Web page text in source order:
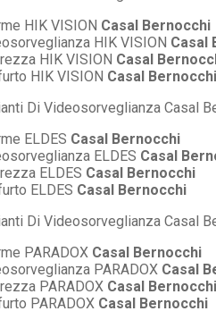
HIK VISION Casal Bernocchi
HIK VISION Casal
HIK VISION Casal
HIK VISION Casal Bernocchi
ELDES Casal Bernocchi
ELDES Casal
ELDES Casal Bernocchi
ELDES Casal Bernocchi
PARADOX Casal Bernocchi
PARADOX Casal
PARADOX Casal Bernocchi
PARADOX Casal Bernocchi